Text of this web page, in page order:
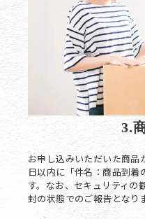
3.
お申し込みいただいた商品
日以内に「件名：商品到着
す。なお、セキュリティの
封の状態でのご報告となり